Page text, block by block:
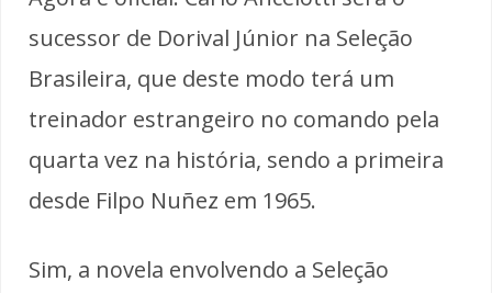
sucessor de Dorival Júnior na Seleção
Brasileira, que deste modo terá um
treinador estrangeiro no comando pela
quarta vez na história, sendo a primeira
desde Filpo Nuñez em 1965.
Sim, a novela envolvendo a Seleção